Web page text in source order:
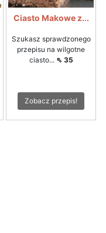
Ciasto Makowe z...
Szukasz sprawdzonego
przepisu na wilgotne
ciasto... ⇖ 35
Zobacz przepis!